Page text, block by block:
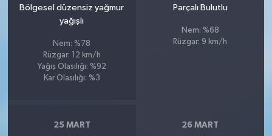
Bölgesel düzensiz yağmur
yağışlı
Nem: %78
Rüzgar: 12 km/h
Yağış Olasılığı: %92
Kar Olasılığı: %3
Parçalı Bulutlu
Nem: %68
Rüzgar: 9 km/h
25 MART 26 MART